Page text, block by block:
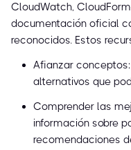
CloudWatch,
documentación oficial
reconocidos. Estos
Afianzar
alternativos que
Comprender las
información sobre
recomendaciones